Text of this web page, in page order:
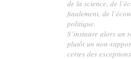
de la science, de
finalement, de
politique.
S’instaure alors un
plutôt un non-
certes des